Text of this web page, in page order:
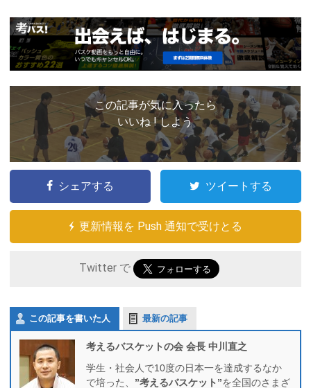
この記事が気に入ったら
いいね ! しよう
シェアする ツイートする
更新情報を Push 通知で受けとる
Twitter で
この記事を書いた人 最新の記事
考えるバスケットの会 会長 中川直之
学生・社会人で10度の日本一を達成するなか
で培った、 ”考えるバスケット”を全国のさまざ